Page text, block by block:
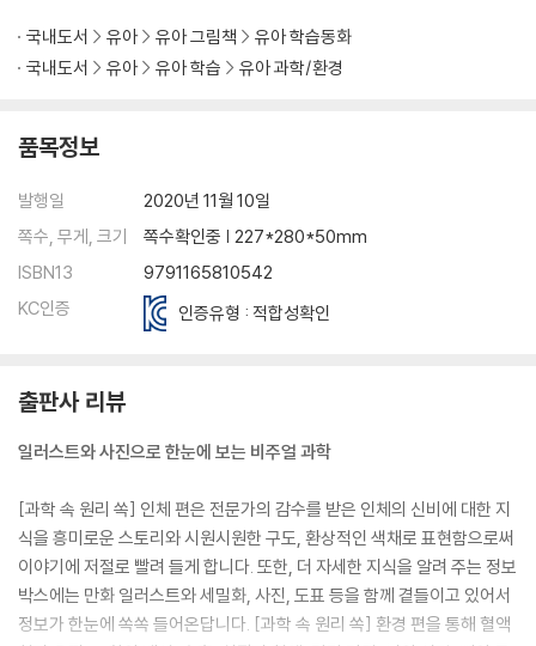
국내도서 유아 유아 그림책
유아 학습동화
국내도서
유아 유아 학습 유아 과학/환경
품목정보
발행일
2020년 11월 10일
쪽수, 무게, 크기
쪽수확인중 | 227*280*50mm
ISBN13
9791165810542
KC인증
인증유형 : 적합성확인
출판사 리뷰
일러스트와 사진으로 한눈에 보는 비주얼 과학
[과학 속 원리 쏙] 인체 편은 전문가의 감수를 받은 인체의 신비에 대한 지
식을 흥미로운 스토리와 시원시원한 구도, 환상적인 색채로 표현함으로써
이야기에 저절로 빨려 들게 합니다. 또한, 더 자세한 지식을 알려 주는 정보
박스에는 만화 일러스트와 세밀화, 사진, 도표 등을 함께 곁들이고 있어서
정보가 한눈에 쏙쏙 들어온답니다. [과학 속 원리 쏙] 환경 편을 통해 혈액